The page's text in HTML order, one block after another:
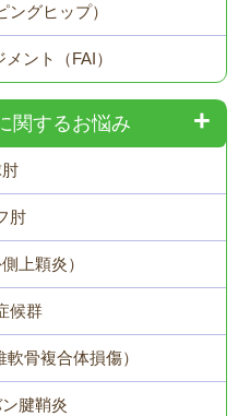
グヒップ）
ント（FAI）
関するお悩み
肘
上顆炎）
候群
骨複合体損傷）
腱鞘炎